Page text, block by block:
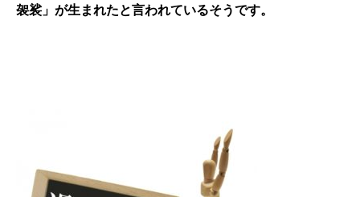
袈裟」が生まれたと言われているそうです。